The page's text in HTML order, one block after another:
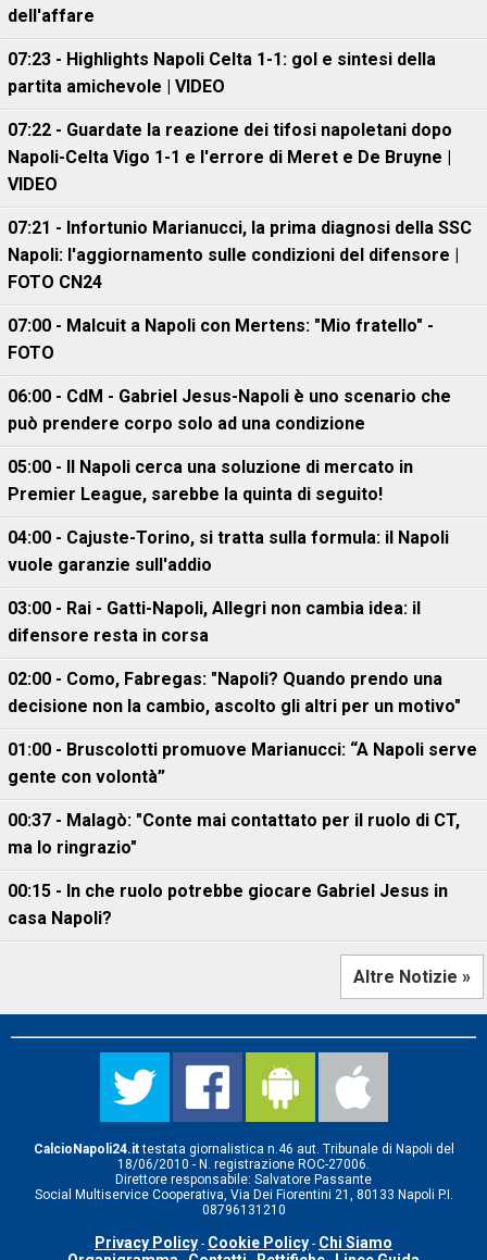
dell'affare
07:23 - Highlights Napoli Celta 1-1: gol e sintesi della
partita amichevole | VIDEO
07:22 - Guardate la reazione dei tifosi napoletani dopo
Napoli-Celta Vigo 1-1 e l'errore di Meret e De Bruyne |
VIDEO
07:21 - Infortunio Marianucci, la prima diagnosi della SSC
Napoli: l'aggiornamento sulle condizioni del difensore |
FOTO CN24
07:00 - Malcuit a Napoli con Mertens: "Mio fratello" -
FOTO
06:00 - CdM - Gabriel Jesus-Napoli è uno scenario che
può prendere corpo solo ad una condizione
05:00 - Il Napoli cerca una soluzione di mercato in
Premier League, sarebbe la quinta di seguito!
04:00 - Cajuste-Torino, si tratta sulla formula: il Napoli
vuole garanzie sull'addio
03:00 - Rai - Gatti-Napoli, Allegri non cambia idea: il
difensore resta in corsa
02:00 - Como, Fabregas: "Napoli? Quando prendo una
decisione non la cambio, ascolto gli altri per un motivo"
01:00 - Bruscolotti promuove Marianucci: “A Napoli serve
gente con volontà”
00:37 - Malagò: "Conte mai contattato per il ruolo di CT,
ma lo ringrazio"
00:15 - In che ruolo potrebbe giocare Gabriel Jesus in
casa Napoli?
Altre Notizie »
CalcioNapoli24.ittestata giornalistica n.46 aut. Tribunale di Napoli del
18/06/2010 - N. registrazione ROC-27006.
Direttore responsabile: Salvatore Passante
Social Multiservice Cooperativa, Via Dei Fiorentini 21, 80133 Napoli P.I.
08796131210
Privacy Policy - Cookie Policy - Chi Siamo